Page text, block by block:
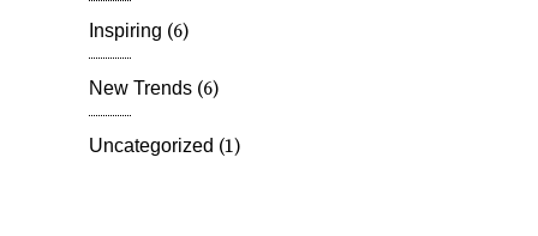
Inspiring (6)
New Trends (6)
Uncategorized (1)